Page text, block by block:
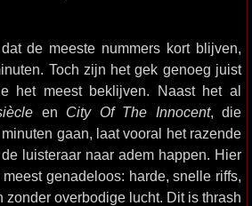
de meeste nummers kort blijven,
Toch zijn het gek genoeg juist
het meest beklijven. Naast het al
en City Of The Innocent, die
gaan, laat vooral het razende
luisteraar naar adem happen. Hier
genadeloos: harde, snelle riffs,
zonder overbodige lucht. Dit is thrash